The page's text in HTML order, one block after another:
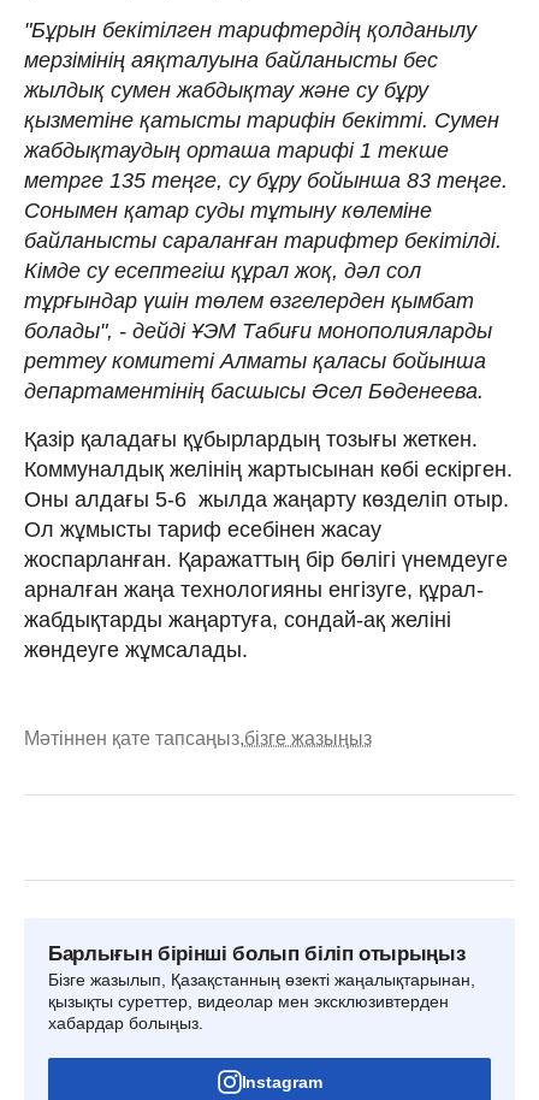
"Бұрын бекітілген тарифтердің қолданылу
мерзімінің аяқталуына байланысты бес
жылдық сумен жабдықтау және су бұру
қызметіне қатысты тарифін бекітті. Сумен
жабдықтаудың орташа тарифі 1 текше
метрге 135 теңге, су бұру бойынша 83 теңге.
Сонымен қатар суды тұтыну көлеміне
байланысты сараланған тарифтер бекітілді.
Кімде су есептегіш құрал жоқ, дәл сол
тұрғындар үшін төлем өзгелерден қымбат
болады", - дейді ҰЭМ Табиғи монополияларды
реттеу комитеті Алматы қаласы бойынша
департаментінің басшысы Әсел Бөденеева.
Қазір қаладағы құбырлардың тозығы жеткен.
Коммуналдық желінің жартысынан көбі ескірген.
Оны алдағы 5-6 жылда жаңарту көзделіп отыр.
Ол жұмысты тариф есебінен жасау
жоспарланған. Қаражаттың бір бөлігі үнемдеуге
арналған жаңа технологияны енгізуге, құрал-
жабдықтарды жаңартуға, сондай-ақ желіні
жөндеуге жұмсалады.
Мәтіннен қате тапсаңыз,бізге жазыңыз
Барлығын бірінші болып біліп отырыңыз
Бізге жазылып, Қазақстанның өзекті жаңалықтарынан,
қызықты суреттер, видеолар мен эксклюзивтерден
хабардар болыңыз.
Instagram